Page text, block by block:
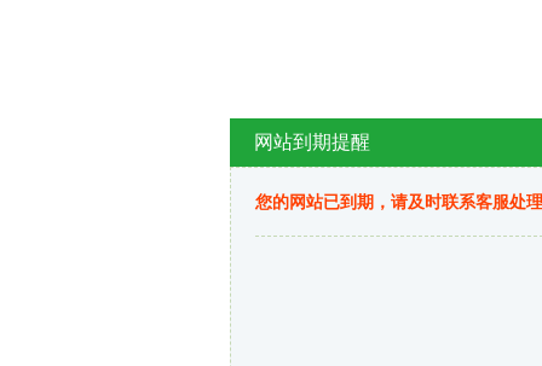
网站到期提醒
您的网站已到期，请及时联系客服处理